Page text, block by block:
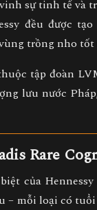
sự tinh tế và
đều được
trồng nho tốt
tập đoàn
lưu nước
Rare
của
– mỗi loại có